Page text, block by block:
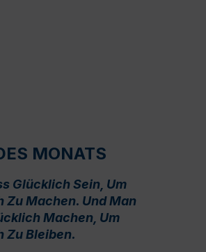
MONATS
Glücklich Sein, Um
Zu Machen. Und Man
Machen, Um
Zu Bleiben.